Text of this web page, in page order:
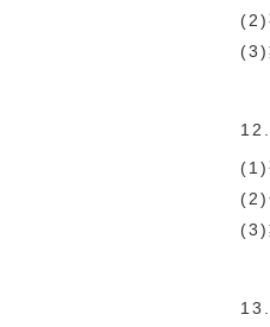
(2)
(3)
(1)
(2)
(3)